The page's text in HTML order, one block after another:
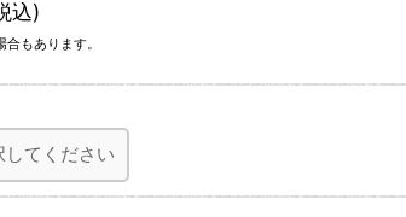
込)
もあります。
してください